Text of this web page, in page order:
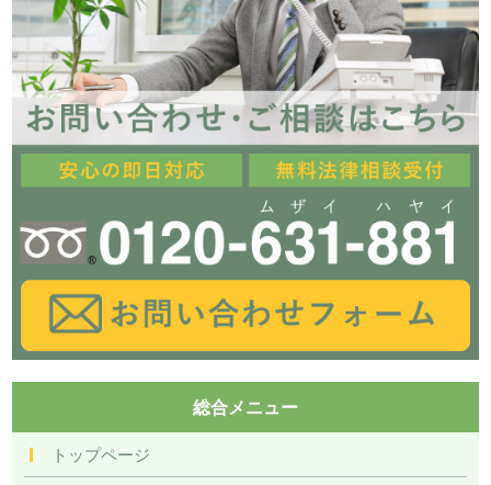
総合メニュー
トップページ